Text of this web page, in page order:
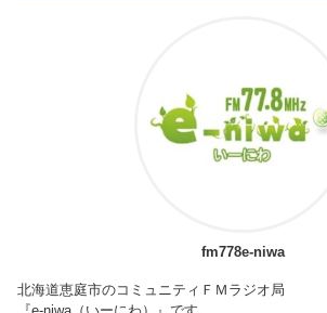
fm778e-niwa
北海道恵庭市のコミュニティＦＭラジオ局